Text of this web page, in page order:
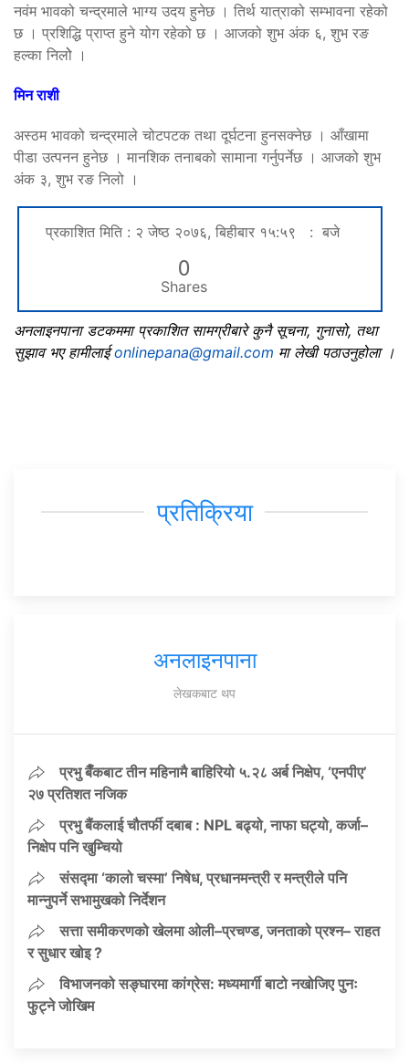
नवंम भावको चन्द्रमाले भाग्य उदय हुनेछ । तिर्थ यात्राको सम्भावना रहेको
छ । प्रशिद्धि प्राप्त हुने योग रहेको छ । आजको शुभ अंक ६, शुभ रङ
हल्का निलोे ।
मिन राशी
अस्ठम भावको चन्द्रमाले चोटपटक तथा दूर्घटना हुनसक्नेछ । आँखामा
पीडा उत्पनन हुनेछ । मानशिक तनाबको सामाना गर्नुपर्नेछ । आजको शुभ
अंक ३, शुभ रङ निलो ।
प्रकाशित मिति : २ जेष्ठ २०७६, बिहीबार १५:५९ : बजे
0
Shares
अनलाइनपाना डटकममा प्रकाशित सामग्रीबारे कुनै सूचना, गुनासो, तथा
सुझाव भए हामीलाईonlinepana@gmail.com मा लेखी पठाउनुहोला ।
प्रतिक्रिया
अनलाइनपाना
लेखकबाट थप
प्रभु बैँकबाट तीन महिनामै बाहिरियो ५.२८ अर्ब निक्षेप, ‘एनपीए’
२७ प्रतिशत नजिक
प्रभु बैंकलाई चौतर्फी दबाब : NPL बढ्यो, नाफा घट्यो, कर्जा–
निक्षेप पनि खुम्चियो
संसद्मा ‘कालो चस्मा’ निषेध, प्रधानमन्त्री र मन्त्रीले पनि
मान्नुपर्ने सभामुखको निर्देशन
सत्ता समीकरणको खेलमा ओली–प्रचण्ड, जनताको प्रश्न– राहत
र सुधार खोइ ?
विभाजनको सङ्घारमा कांग्रेस: मध्यमार्गी बाटो नखोजिए पुनः
फुट्ने जोखिम